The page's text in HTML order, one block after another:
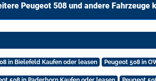
Peugeot 508 und andere Fahrzeuge
in Bielefeld Kaufen oder leasen Peugeot 508 in